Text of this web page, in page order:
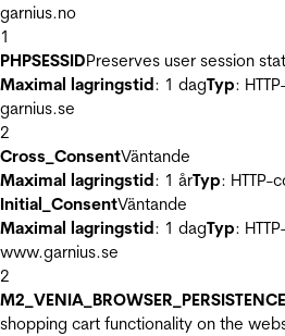
garnius.no
1
PHPSESSIDPreserves user session
Maximal lagringstid: 1 dagTyp:
garnius.se
2
Cross_ConsentVäntande
Maximal lagringstid: 1 årTyp: HTTP-
Initial_ConsentVäntande
Maximal lagringstid: 1 dagTyp:
www.garnius.se
2
shopping cart functionality on the